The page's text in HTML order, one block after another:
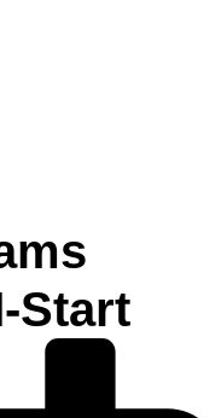
Start